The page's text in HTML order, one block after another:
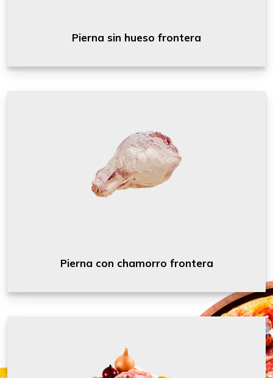
Pierna sin hueso frontera
Pierna con chamorro frontera